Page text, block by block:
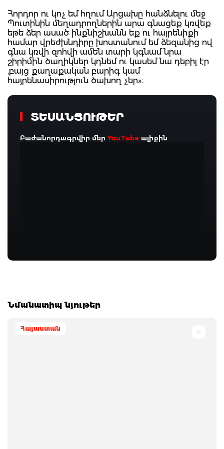
Հորդոր ու կոչ եմ հղում Արցախը հանձնելու մեջ
Պուտինին մեղադրողներին արա գնացեք կռվեք
եթե ձեր ասած ինքնիշխանն եք ու հայրենիքի
համար վրեժխնդիրը խոստանում եմ ձեզանից ով
գնա կռվի զոհվի ամեն տարի կգնամ նրա
շիրիմին ծաղիկներ կդնեմ ու կասեմ նա դեբիլ էր
,բայց քաղաքական բարիգ կամ
հայրենասիրություն ծախող չեր»։
ՏԵՍԱՆՅՈՒԹԵՐ
Բաժանորդագրվիր մերYouTube ալիքին
Նմանատիպ նյութեր
Հայաստան